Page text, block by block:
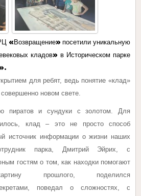
«Возвращение» посетили уникальную
кладов» в Историческом парке
для ребят, ведь понятие «клад»
новом свете.
пиратов и сундуки с золотом. Для
клад – это не просто способ
источник информации о жизни наших
парка, Дмитрий Эйрих, с
гостям о том, как находки помогают
прошлого, поделился
поведал о сложностях, с